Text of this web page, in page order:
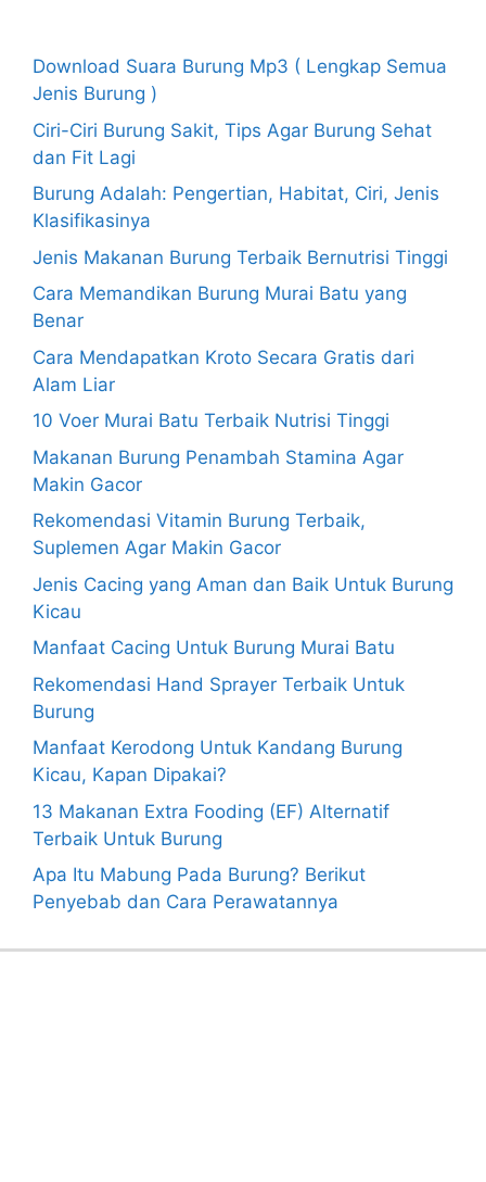
Download Suara Burung Mp3 ( Lengkap Semua
Jenis Burung )
Ciri-Ciri Burung Sakit, Tips Agar Burung Sehat
dan Fit Lagi
Burung Adalah: Pengertian, Habitat, Ciri, Jenis
Klasifikasinya
Jenis Makanan Burung Terbaik Bernutrisi Tinggi
Cara Memandikan Burung Murai Batu yang
Benar
Cara Mendapatkan Kroto Secara Gratis dari
Alam Liar
10 Voer Murai Batu Terbaik Nutrisi Tinggi
Makanan Burung Penambah Stamina Agar
Makin Gacor
Rekomendasi Vitamin Burung Terbaik,
Suplemen Agar Makin Gacor
Jenis Cacing yang Aman dan Baik Untuk Burung
Kicau
Manfaat Cacing Untuk Burung Murai Batu
Rekomendasi Hand Sprayer Terbaik Untuk
Burung
Manfaat Kerodong Untuk Kandang Burung
Kicau, Kapan Dipakai?
13 Makanan Extra Fooding (EF) Alternatif
Terbaik Untuk Burung
Apa Itu Mabung Pada Burung? Berikut
Penyebab dan Cara Perawatannya